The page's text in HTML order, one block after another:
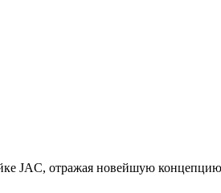
JAC, отражая новейшую концепцию